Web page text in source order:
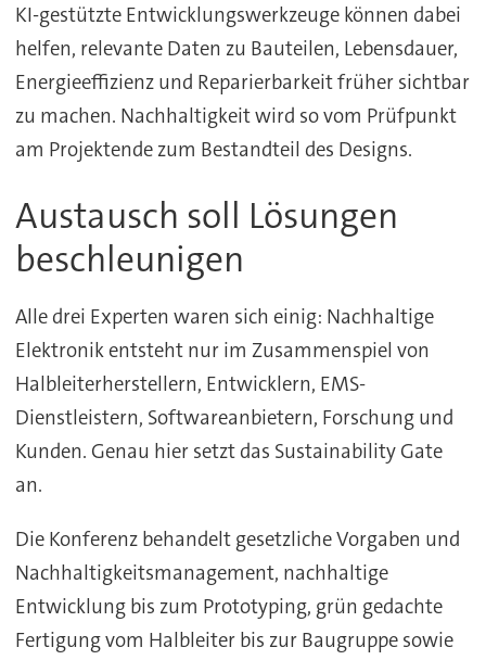
KI-gestützte Entwicklungswerkzeuge können dabei
helfen, relevante Daten zu Bauteilen, Lebensdauer,
Energieeffizienz und Reparierbarkeit früher sichtbar
zu machen. Nachhaltigkeit wird so vom Prüfpunkt
am Projektende zum Bestandteil des Designs.
Austausch soll Lösungen
beschleunigen
Alle drei Experten waren sich einig: Nachhaltige
Elektronik entsteht nur im Zusammenspiel von
Halbleiterherstellern, Entwicklern, EMS-
Dienstleistern, Softwareanbietern, Forschung und
Kunden. Genau hier setzt das Sustainability Gate
an.
Die Konferenz behandelt gesetzliche Vorgaben und
Nachhaltigkeitsmanagement, nachhaltige
Entwicklung bis zum Prototyping, grün gedachte
Fertigung vom Halbleiter bis zur Baugruppe sowie